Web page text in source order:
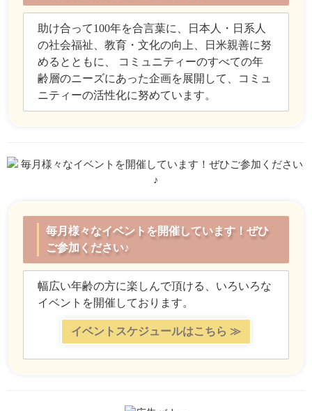
助け合って100年を合言葉に、日本人・日系人
の社会福祉、教育・文化の向上、日米親善に努
めるとともに、 コミュニティーのすべての年
齢層のニーズにあった企画を展開して、コミュ
ニティーの活性化に努めています。
毎月様々なイベントを開催しています！ぜひ
ご参加ください♪
幅広い年齢の方に楽しんで頂ける、いろいろな
イベントを開催しております。
イベントスケジュールはこちら ≫